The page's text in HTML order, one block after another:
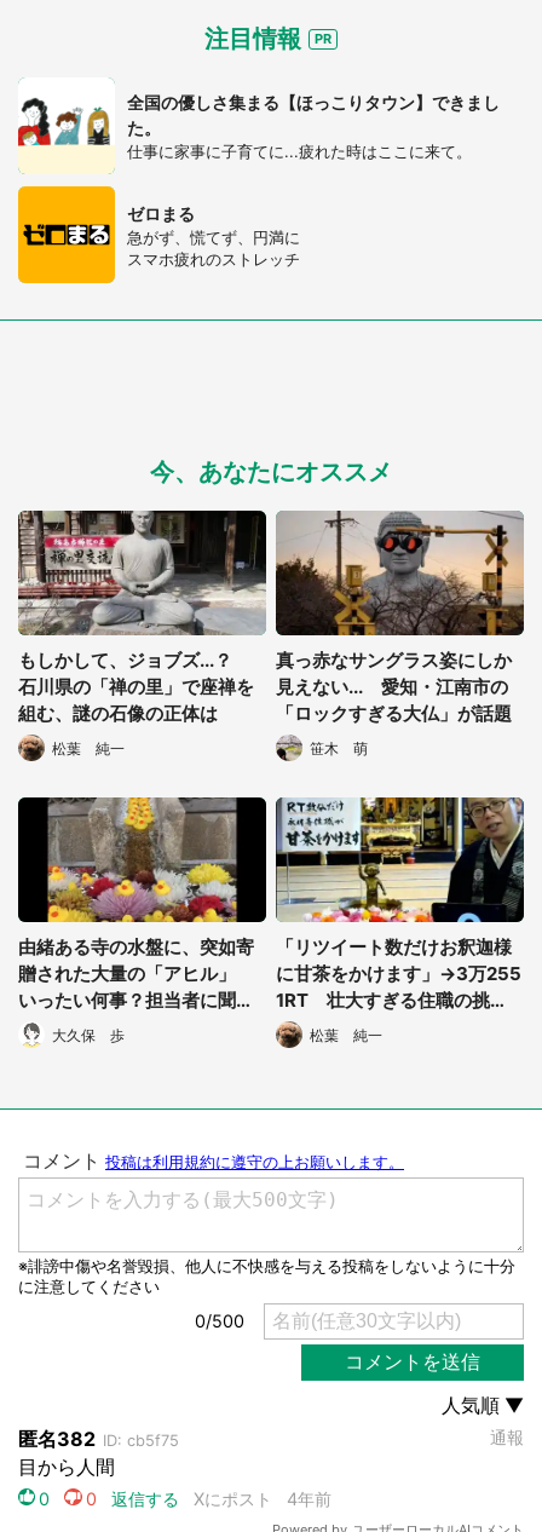
注目情報
全国の優しさ集まる【ほっこりタウン】できまし
た。
仕事に家事に子育てに...疲れた時はここに来て。
ゼロまる
急がず、慌てず、円満に
スマホ疲れのストレッチ
今、あなたにオススメ
もしかして、ジョブズ...？
石川県の「禅の里」で座禅を
組む、謎の石像の正体は
松葉 純一
真っ赤なサングラス姿にしか
見えない... 愛知・江南市の
「ロックすぎる大仏」が話題
笹木 萌
由緒ある寺の水盤に、突如寄
贈された大量の「アヒル」
いったい何事？担当者に聞い
た
大久保 歩
「リツイート数だけお釈迦様
に甘茶をかけます」→3万255
1RT 壮大すぎる住職の挑
戦、その結果は...
松葉 純一